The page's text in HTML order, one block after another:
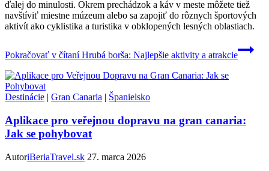
ďalej do minulosti. Okrem prechádzok a káv v meste môžete tiež
navštíviť miestne múzeum alebo sa zapojiť do rôznych športových
aktivít ako cyklistika a turistika v obklopených lesných oblastiach.
Pokračovať v čítaníHrubá borša: Najlepšie aktivity a atrakcie
Destinácie | Gran Canaria | Španielsko
Aplikace pro veřejnou dopravu na gran canaria:
Jak se pohybovat
AutoriBeriaTravel.sk 27. marca 2026